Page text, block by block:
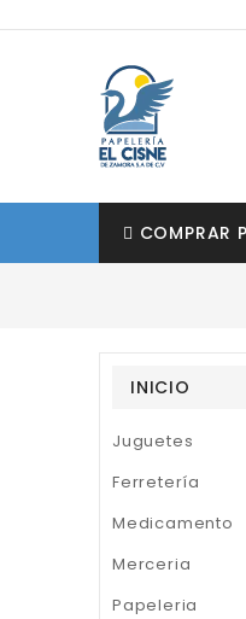
COMPRAR
INICIO
Juguetes
Ferretería
Medicamento
Merceria
Papeleria